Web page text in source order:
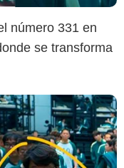
número 331 en
se transforma